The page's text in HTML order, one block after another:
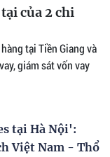
của 2 chi
tại Tiền Giang và
giám sát vốn vay
tại Hà Nội':
Việt Nam - Thổ